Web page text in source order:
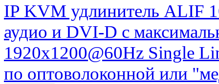
IP KVM удлинитель ALIF
аудио и DVI-D с
1920x1200@60Hz Single
по оптоволоконной или